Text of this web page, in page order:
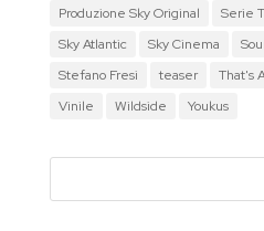
Produzione Sky Original
Serie
Sky Atlantic
Sky Cinema
Stefano Fresi
teaser That's
Vinile
Wildside Youkus